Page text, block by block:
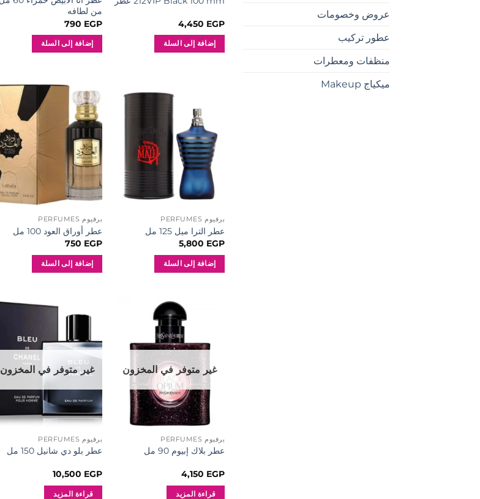
عروض وخصومات
عطور تركيب
منظفات ومعطرات
ميكياج Makeup
4,450 EGP
إضافة إلى السلة
من لطافه
790 EGP
إضافة إلى السلة
برفيوم PERFUMES
عطر الترا ميل 125 مل
5,800 EGP
إضافة إلى السلة
برفيوم PERFUMES
عطر أوراق العود 100 مل
750 EGP
إضافة إلى السلة
المفضلة
غير متوفر في المخزون
برفيوم PERFUMES
عطر بلاك إبيوم 90 مل
4,150 EGP
قراءة المزيد
غير متوفر في المخزون
برفيوم PERFUMES
عطر بلو دي شانيل 150 مل
10,500 EGP
قراءة المزيد